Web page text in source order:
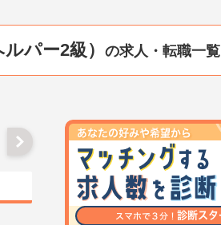
パー2級） の求人・転職一覧